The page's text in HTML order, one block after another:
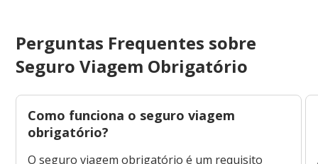
Perguntas Frequentes sobre
Seguro Viagem Obrigatório
Como funciona o seguro viagem
obrigatório?
O seguro viagem obrigatório é um requisito